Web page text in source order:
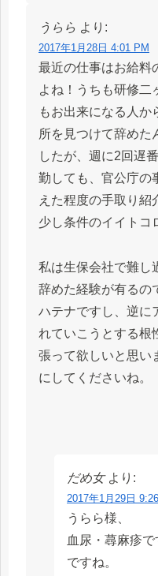
うらら より:
2017年1月28日 4:01 PM
最近の仕事はお給料
よね！うちも研修二
もお出来になる人か
所を見つけて辞めた
したが、週に2回遅
勤しても、官公庁の
えた程度の手取り紹
少し条件のイイトコ
私は生保会社で難し
辞めた経験が有るの
ハテナですし、逆に
れていこうとする根
張って欲しいと思い
にしてくださいね。
だめ女 より:
2017年1月29日
うらら様、
血尿・蕁麻疹
ですね。